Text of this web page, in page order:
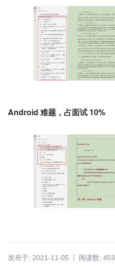
Android 难题，占面试 10%
发布于: 2021-11-05 阅读数: 453